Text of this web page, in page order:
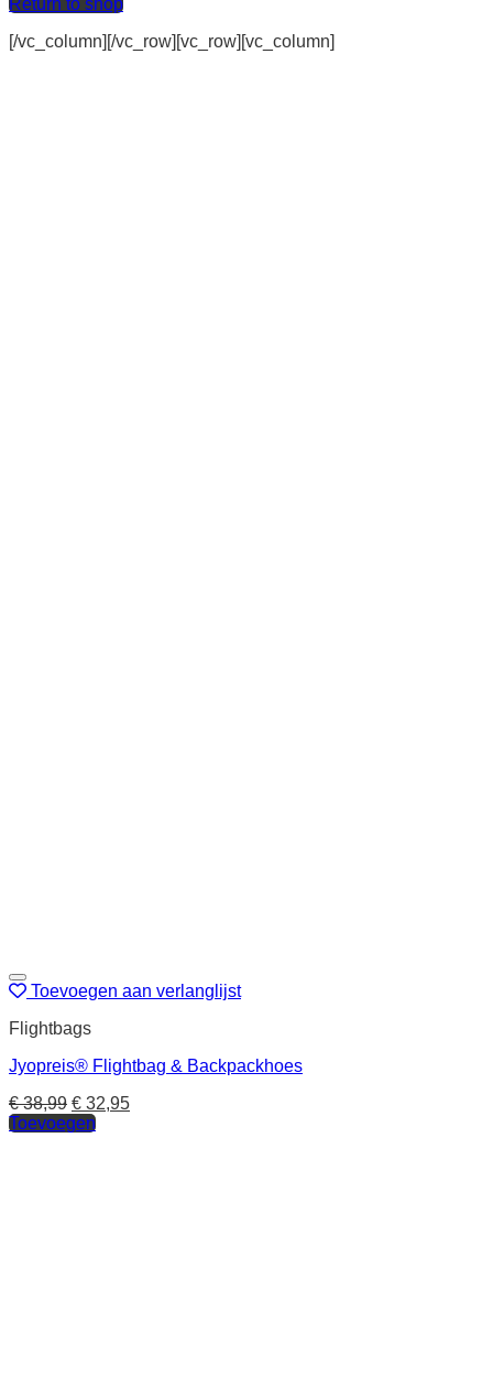
Return to shop
[/vc_column][/vc_row][vc_row][vc_column]
Toevoegen aan verlanglijst
Flightbags
Jyopreis® Flightbag & Backpackhoes
€38,99 € 32,95
Toevoegen